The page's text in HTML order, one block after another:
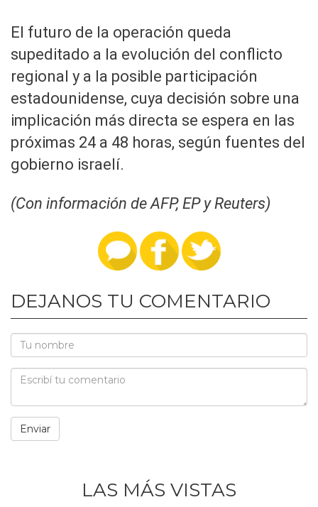
El futuro de la operación queda
supeditado a la evolución del conflicto
regional y a la posible participación
estadounidense, cuya decisión sobre una
implicación más directa se espera en las
próximas 24 a 48 horas, según fuentes del
gobierno israelí.
(Con información de AFP, EP y Reuters)
DEJANOS TU COMENTARIO
LAS MÁS VISTAS